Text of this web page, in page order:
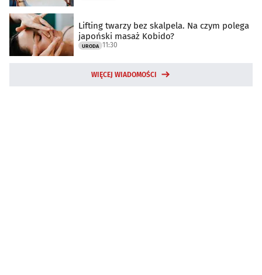
Lifting twarzy bez skalpela. Na czym polega
japoński masaż Kobido?
URODA 11:30
WIĘCEJ WIADOMOŚCI